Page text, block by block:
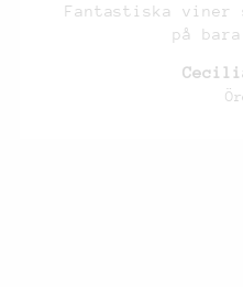
Fantastiska viner
på